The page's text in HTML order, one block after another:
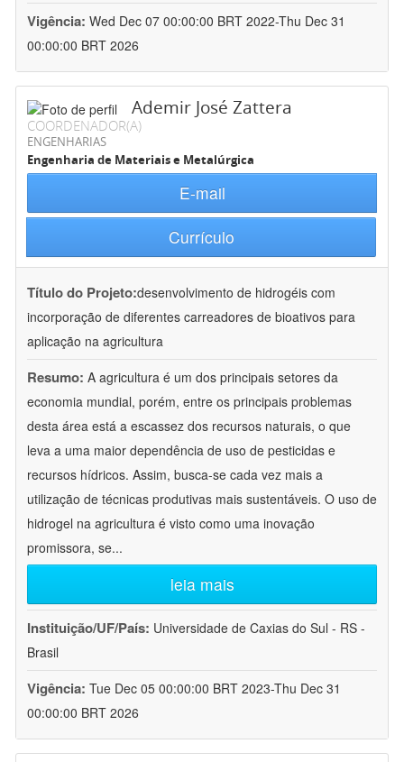
Vigência: Wed Dec 07 00:00:00 BRT 2022-Thu Dec 31
00:00:00 BRT 2026
Ademir José Zattera
COORDENADOR(A)
ENGENHARIAS
Engenharia de Materiais e Metalúrgica
E-mail
Currículo
Título do Projeto:desenvolvimento de hidrogéis com
incorporação de diferentes carreadores de bioativos para
aplicação na agricultura
Resumo: A agricultura é um dos principais setores da
economia mundial, porém, entre os principais problemas
desta área está a escassez dos recursos naturais, o que
leva a uma maior dependência de uso de pesticidas e
recursos hídricos. Assim, busca-se cada vez mais a
utilização de técnicas produtivas mais sustentáveis. O uso de
hidrogel na agricultura é visto como uma inovação
promissora, se...
leia mais
Instituição/UF/País: Universidade de Caxias do Sul - RS -
Brasil
Vigência: Tue Dec 05 00:00:00 BRT 2023-Thu Dec 31
00:00:00 BRT 2026